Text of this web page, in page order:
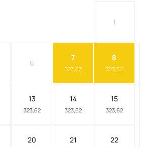
1
6
7
323,62
8
323,62
13
323,62
14
323,62
15
323,62
20 21 22